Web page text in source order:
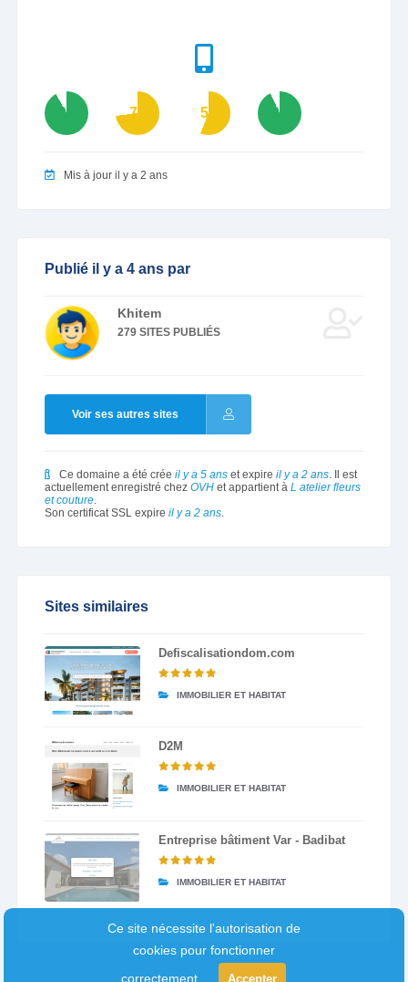
92 73 56 93
Mis à jour il y a 2 ans
Publié il y a 4 ans par
Khitem
279 SITES PUBLIÉS
Voir ses autres sites
Ce domaine a été crée il y a 5 anset expire il y a 2 ans. Il est
actuellement enregistré chez OVHet appartient à L atelier fleurs
et couture.
Son certificat SSL expire il y a 2 ans.
Sites similaires
Defiscalisationdom.com
IMMOBILIER ET HABITAT
D2M
IMMOBILIER ET HABITAT
Entreprise bâtiment Var - Badibat
IMMOBILIER ET HABITAT
Ce site nécessite l'autorisation de
cookies pour fonctionner
correctement.
Accepter